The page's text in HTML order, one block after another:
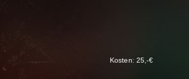
Kosten: 25,-€